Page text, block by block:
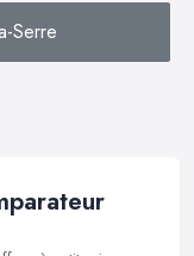
Serre